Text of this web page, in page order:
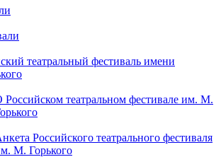
театральный фестиваль имени
Российском театральном фестивале им. М.
Российского театрального фестиваля
М. Горького